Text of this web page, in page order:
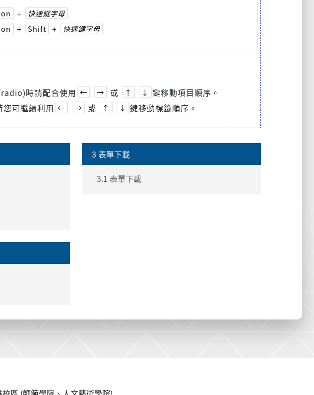
+
快速鍵字母
+ Shift + 快速鍵字母
時請配合使用 ← → 或 ↑ ↓ 鍵移動項目順序。
可繼續利用 ← → 或 ↑ ↓ 鍵移動標籤順序。
3 表單下載
3.1 表單下載